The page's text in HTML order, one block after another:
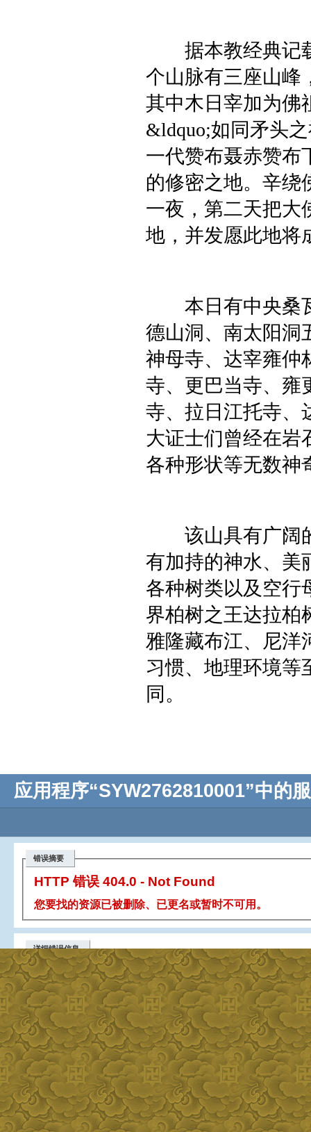
据本教经典记载
个山脉有三座山峰
其中木日宰加为佛
&ldquo;如同矛头
一代赞布聂赤赞布
的修密之地。辛绕
一夜，第二天把大
地，并发愿此地将
本日有中央桑瓦
德山洞、南太阳洞
神母寺、达宰雍仲
寺、更巴当寺、雍
寺、拉日江托寺、
大证士们曾经在岩
各种形状等无数神
该山具有广阔的
有加持的神水、美
各种树类以及空行
界柏树之王达拉柏
雅隆藏布江、尼洋
习惯、地理环境等
同。